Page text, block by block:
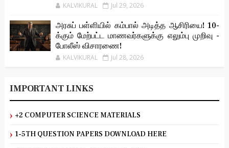
KALVIKURAL Jul 29, 2026
அரசுப் பள்ளியில் கம்பால் அடித்த ஆசிரியை! 10-
க்கும் மேற்பட்ட மாணவர்களுக்கு எலும்பு முறிவு -
போலீஸ் விசாரணை!
KALVIKURAL Jul 28, 2026
IMPORTANT LINKS
+2 COMPUTER SCIENCE MATERIALS
1-5TH QUESTION PAPERS DOWNLOAD HERE